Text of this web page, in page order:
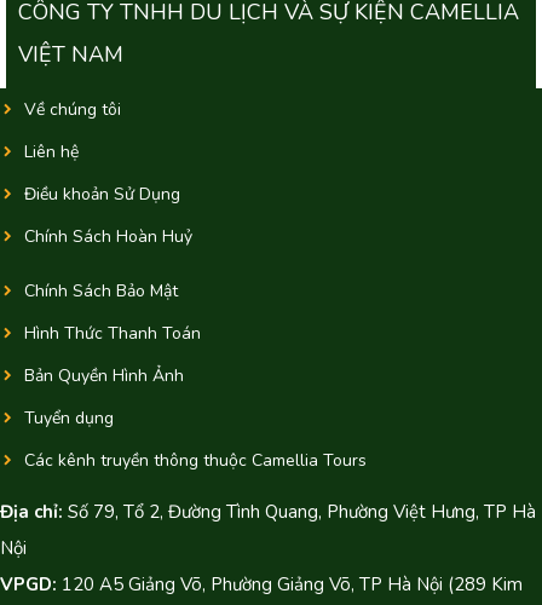
CÔNG TY TNHH DU LỊCH VÀ SỰ KIỆN CAMELLIA
VIỆT NAM
Về chúng tôi
Liên hệ
Điều khoản Sử Dụng
Chính Sách Hoàn Huỷ
Chính Sách Bảo Mật
Hình Thức Thanh Toán
Bản Quyền Hình Ảnh
Tuyển dụng
Các kênh truyền thông thuộc Camellia Tours
Địa chỉ: Số 79, Tổ 2, Đường Tình Quang, Phường Việt Hưng, TP Hà
Nội
VPGD: 120 A5 Giảng Võ, Phường Giảng Võ, TP Hà Nội (289 Kim